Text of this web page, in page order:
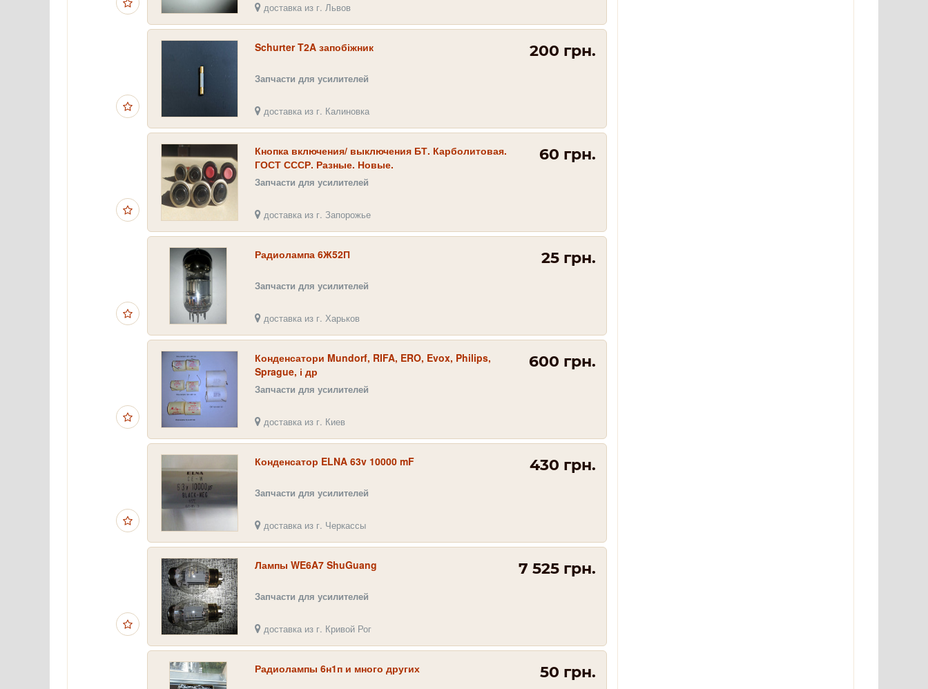
доставка из г. Львов
Schurter T2A запобіжник
Запчасти для усилителей
доставка из г. Калиновка
200 грн.
Кнопка включения/ выключения БТ. Карболитовая.
ГОСТ СССР. Разные. Новые.
Запчасти для усилителей
доставка из г. Запорожье
60 грн.
Радиолампа 6Ж52П
Запчасти для усилителей
доставка из г. Харьков
25 грн.
Конденсатори Mundorf, RIFA, ERO, Evox, Philips,
Sprague, і др
Запчасти для усилителей
доставка из г. Киев
600 грн.
Конденсатор ELNA 63v 10000 mF
Запчасти для усилителей
доставка из г. Черкассы
430 грн.
Лампы WE6A7 ShuGuang
Запчасти для усилителей
доставка из г. Кривой Рог
7 525 грн.
Радиолампы 6н1п и много других 50 грн.